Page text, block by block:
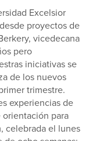
Excelsior
proyectos de
vicedecana
pero
iniciativas se
de los nuevos
trimestre.
experiencias de
para
celebrada el lunes